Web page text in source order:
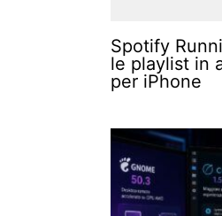
Spotify
le playlist in
per iPhone